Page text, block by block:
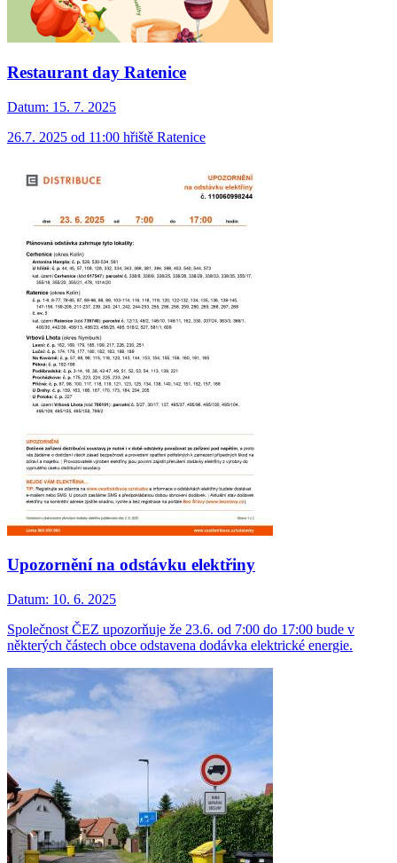
Restaurant day Ratenice
Datum: 15. 7. 2025
26.7. 2025 od 11:00 hřiště Ratenice
Upozornění na odstávku elektřiny
Datum: 10. 6. 2025
Společnost ČEZ upozorňuje že 23.6. od 7:00 do 17:00 bude v
některých částech obce odstavena dodávka elektrické energie.